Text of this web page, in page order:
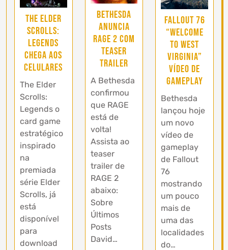
The Elder
Scrolls:
Legends
chega aos
celulares
The Elder
Scrolls:
Legends o
card game
estratégico
inspirado
na
premiada
série Elder
Scrolls, já
está
disponível
para
download
Bethesda
anuncia
RAGE 2 com
teaser
trailer
A Bethesda
confirmou
que RAGE
está de
volta!
Assista ao
teaser
trailer de
RAGE 2
abaixo:
Sobre
Últimos
Posts
David…
Fallout 76
“Welcome
to West
Virginia”
vídeo de
gameplay
Bethesda
lançou hoje
um novo
vídeo de
gameplay
de Fallout
76
mostrando
um pouco
mais de
uma das
localidades
do…